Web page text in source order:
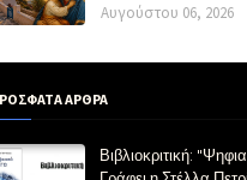
Αυγούστου 06, 2026
ΑΡΘΡΑ
Βιβλιοκριτική: